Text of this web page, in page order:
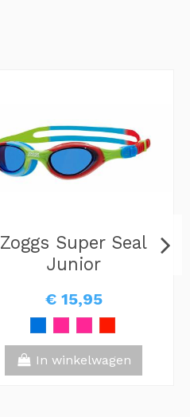
Zoggs Super Seal
Junior
€ 15,95
In winkelwagen